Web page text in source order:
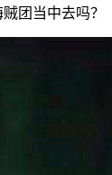
团当中去吗？